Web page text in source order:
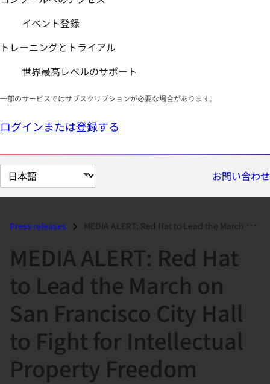
イベント登録
トレーニングとトライアル
世界最高レベルのサポート
一部のサービスではサブスクリプションが必要な場合があります。
ログインまたは登録する
ペ
ー
の
選
て
お問い合わせ
Press releases MEDIA ALERT: Red Hat to Lead the March on San Francisco City Hall to F...
MEDIA ALERT: Red Hat
to Lead the March on
San Francisco City Hall
to Fight for Intellectual
Property Freedom